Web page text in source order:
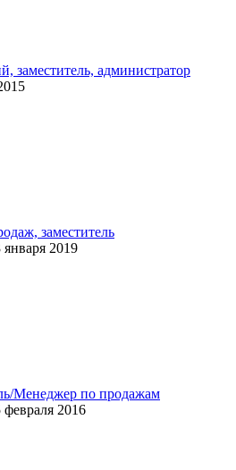
заместитель, администратор
заместитель
января 2019
Менеджер по продажам
февраля 2016